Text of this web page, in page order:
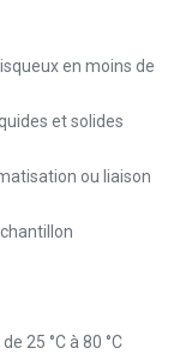
en moins de
et solides
ou liaison
25 °C à 80 °C